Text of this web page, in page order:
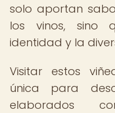
solo aportan
los vinos, sino
identidad y la
Visitar estos
única para
elaborados